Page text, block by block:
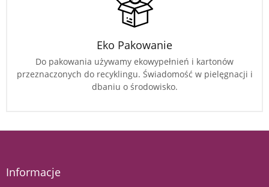
Eko Pakowanie
Do pakowania używamy ekowypełnień i kartonów
przeznaczonych do recyklingu. Świadomość w pielęgnacji i
dbaniu o środowisko.
Informacje